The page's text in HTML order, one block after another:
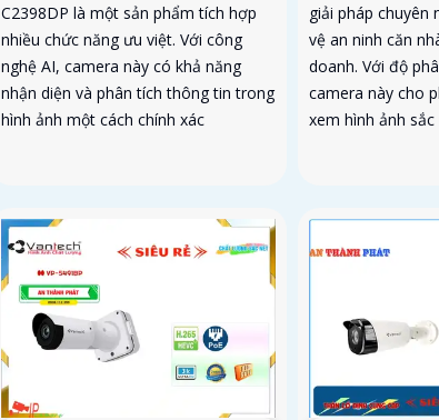
C2398DP là một sản phẩm tích hợp
nhiều chức năng ưu việt. Với công
nghệ AI, camera này có khả năng
nhận diện và phân tích thông tin trong
hình ảnh một cách chính xác
giải pháp chuyên
vệ an ninh căn
doanh. Với độ
camera này cho
xem hình ảnh